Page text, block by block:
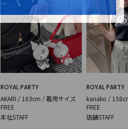
ROYAL PARTY
AKARI / 163cm / 着用サイズ
FREE
本社STAFF
ROYAL PARTY
kanako /
FREE
店舗STAFF